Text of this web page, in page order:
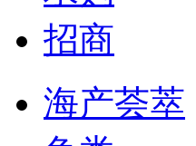
招商
海产荟萃